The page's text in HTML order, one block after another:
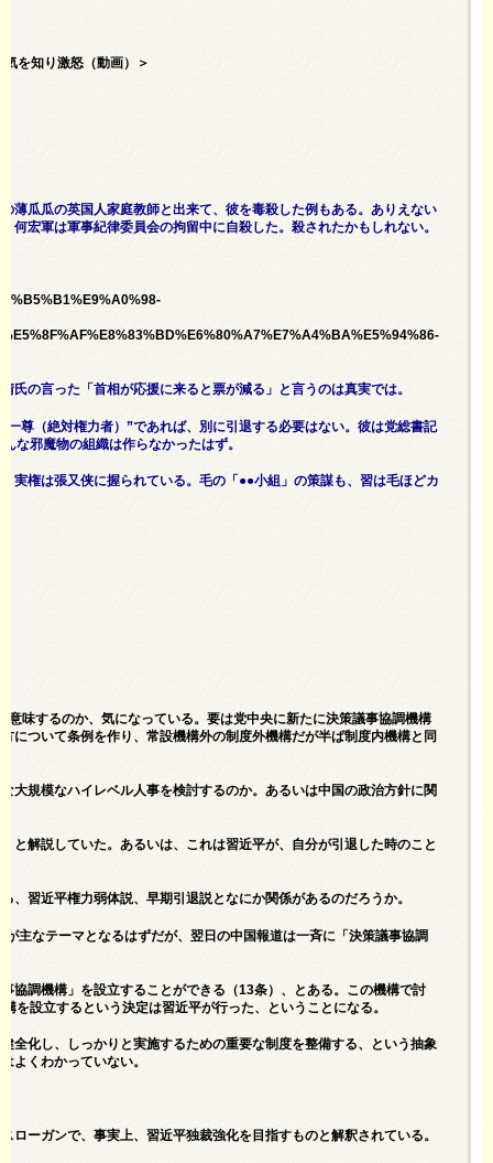
を知り激怒（動画）＞
薄瓜瓜の英国人家庭教師と出来て、彼を毒殺した例もある。ありえない
宏軍は軍事紀律委員会の拘留中に自殺した。殺されたかもしれない。
の言った「首相が応援に来ると票が減る」と言うのは真実では。
尊（絶対権力者）”であれば、別に引退する必要はない。彼は党総書記
な邪魔物の組織は作らなかったはず。
実権は張又侠に握られている。毛の「●●小組」の策謀も、習は毛ほどカ
味するのか、気になっている。要は党中央に新たに決策議事協調機構
について条例を作り、常設機構外の制度外機構だが半ば制度内機構と同
大規模なハイレベル人事を検討するのか。あるいは中国の政治方針に関
と解説していた。あるいは、これは習近平が、自分が引退した時のこと
習近平権力弱体説、早期引退説となにか関係があるのだろうか。
主なテーマとなるはずだが、翌日の中国報道は一斉に「決策議事協調
協調機構」を設立することができる（13条）、とある。この機構で討
を設立するという決定は習近平が行った、ということになる。
全化し、しっかりと実施するための重要な制度を整備する、という抽象
よくわかっていない。
ーガンで、事実上、習近平独裁強化を目指すものと解釈されている。